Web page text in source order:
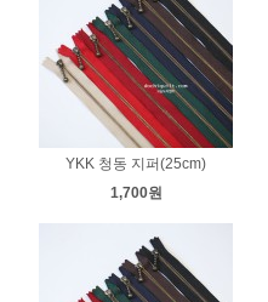
YKK 청동 지퍼(25cm)
1,700원